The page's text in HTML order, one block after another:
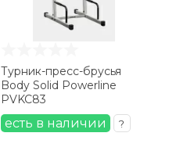
Турник-пресс-брусья
Body Solid Powerline
PVKC83
есть в наличии ?